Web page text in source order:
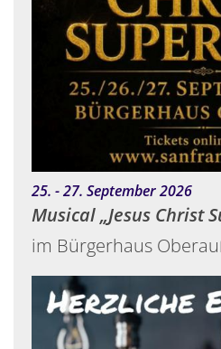
25. - 27. September 2026:
Musical „Jesus Christ
im Bürgerhaus